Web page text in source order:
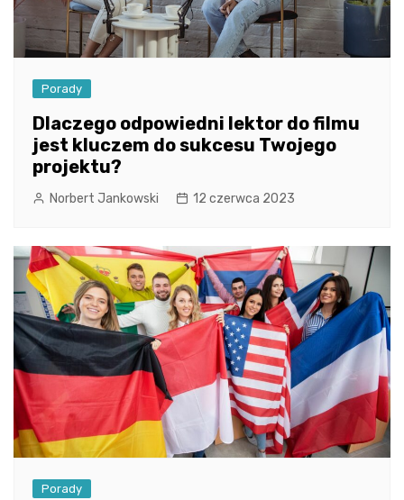
Porady
Dlaczego odpowiedni lektor do filmu
jest kluczem do sukcesu Twojego
projektu?
Norbert Jankowski 12 czerwca 2023
Porady